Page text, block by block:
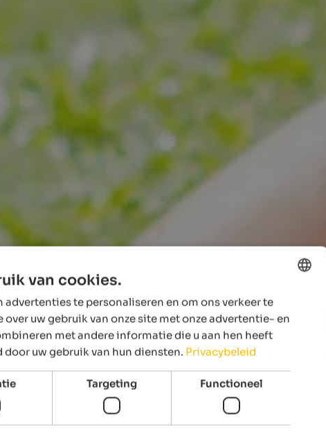
ENGLISH
DUTCH
van cookies.
te personaliseren en om ons verkeer te
uw gebruik van onze site met onze advertentie- en
met andere informatie die u aan hen heeft
uw gebruik van hun diensten. Privacybeleid
Targeting Functioneel